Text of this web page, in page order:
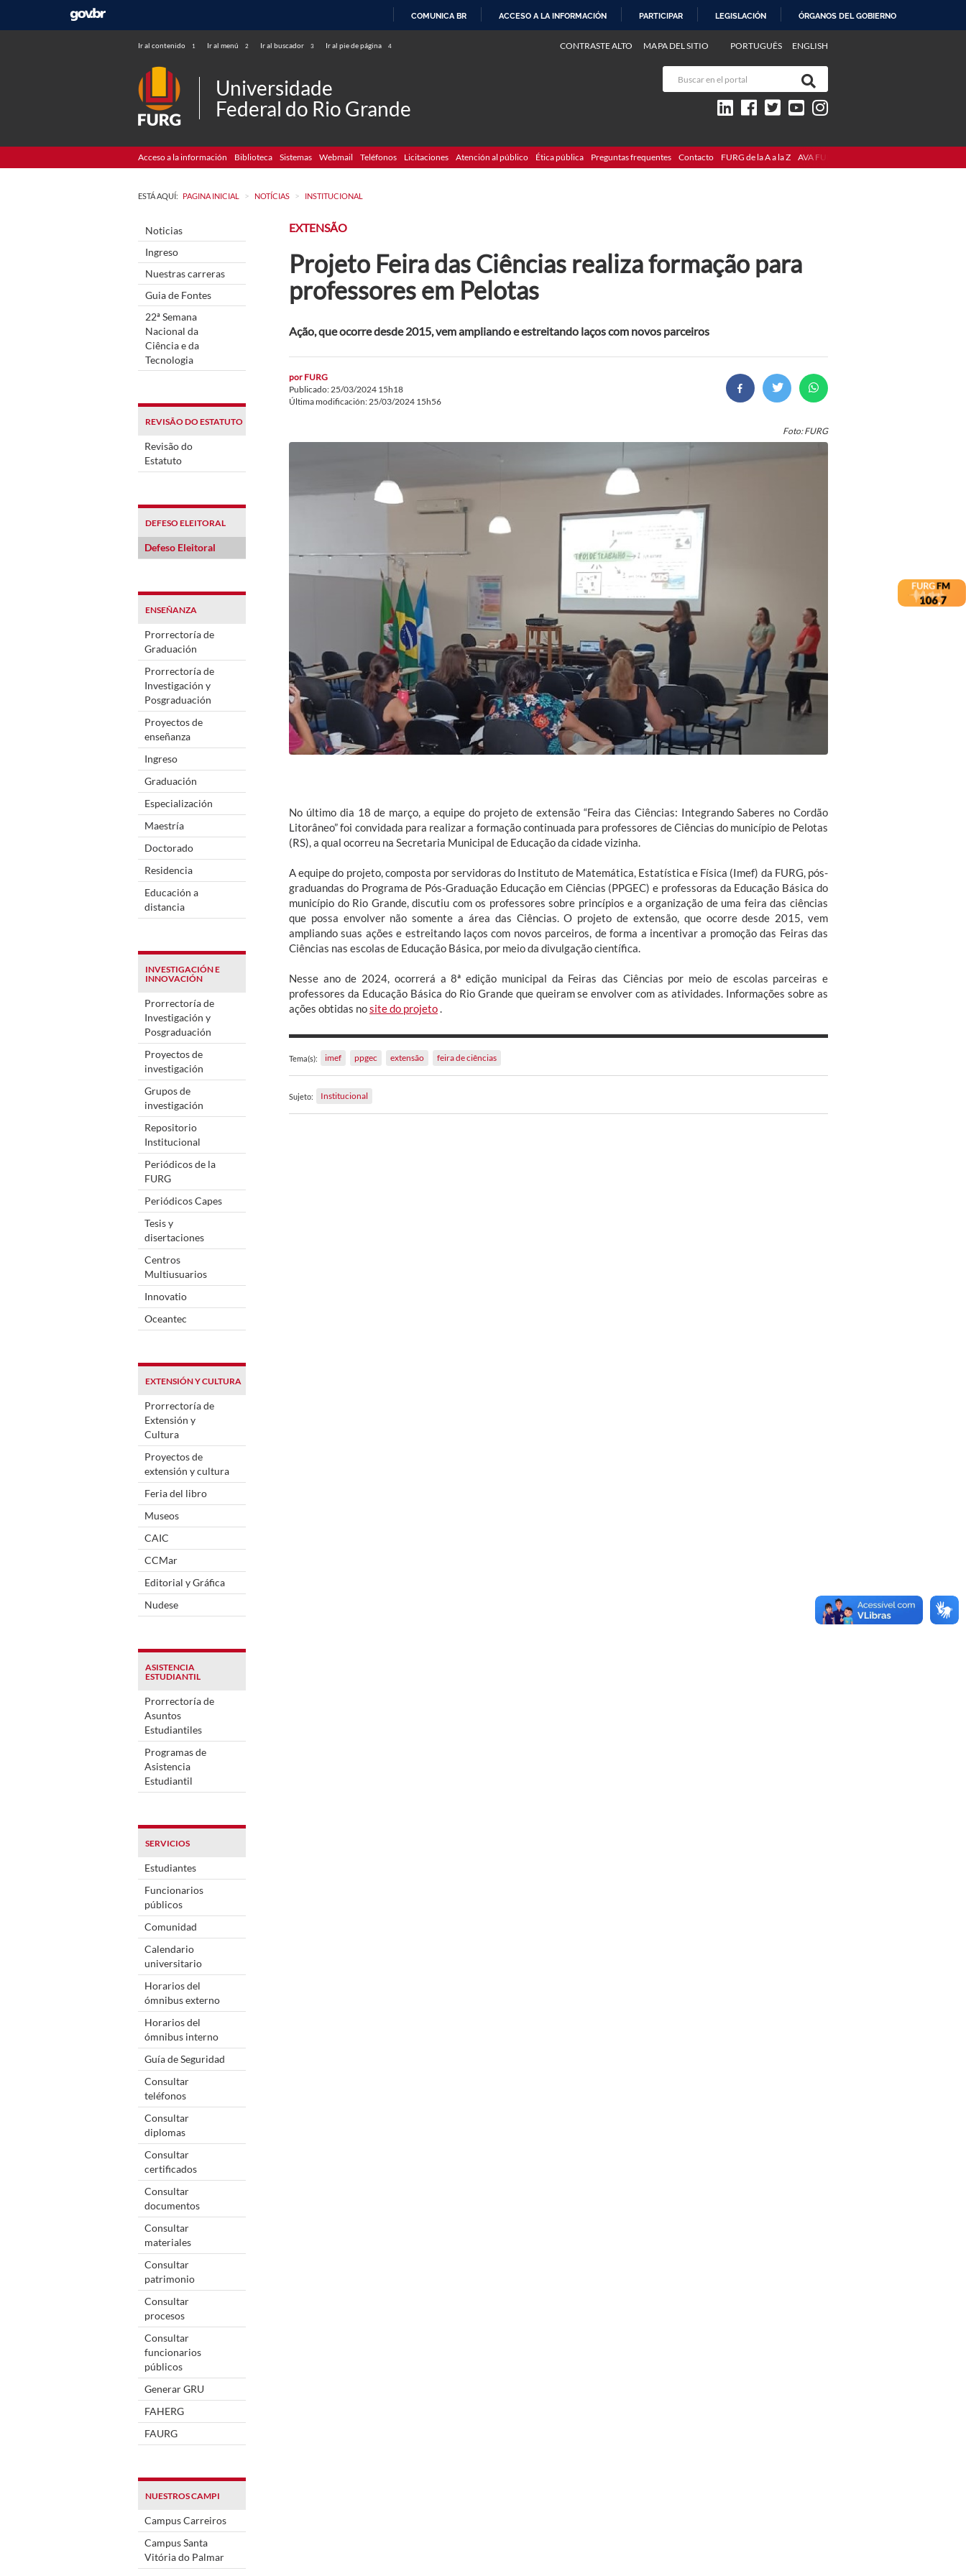
COMUNICA BR ACCESO A LA INFORMACIÓN PARTICIPAR LEGISLACIÓN ÓRGANOS DEL GOBIERNO
Ir al contenido 1 Ir al menú 2 Ir al buscador 3 Ir al pie de página 4 PORTUGUÊS ENGLISH
CONTRASTE ALTO MAPA DEL SITIO
Universidade
Federal do Rio Grande
Acceso a la información Biblioteca Sistemas Webmail Teléfonos Licitaciones Atención al público Ética pública Preguntas frequentes Contacto FURG de la A a la Z AVA FURG
ESTÁ AQUÍ: PAGINA INICIAL > NOTÍCIAS > INSTITUCIONAL
Noticias
Ingreso
Nuestras carreras
Guia de Fontes
22ª Semana
Nacional da
Ciência e da
Tecnologia
REVISÃO DO ESTATUTO
Revisão do
Estatuto
DEFESO ELEITORAL
Defeso Eleitoral
ENSEÑANZA
Prorrectoría de
Graduación
Prorrectoría de
Investigación y
Posgraduación
Proyectos de
enseñanza
Ingreso
Graduación
Especialización
Maestría
Doctorado
Residencia
Educación a
distancia
INVESTIGACIÓN E
INNOVACIÓN
Prorrectoría de
Investigación y
Posgraduación
Proyectos de
investigación
Grupos de
investigación
Repositorio
Institucional
Periódicos de la
FURG
Periódicos Capes
Tesis y
disertaciones
Centros
Multiusuarios
Innovatio
Oceantec
EXTENSIÓN Y CULTURA
Prorrectoría de
Extensión y
Cultura
Proyectos de
extensión y cultura
Feria del libro
Museos
CAIC
CCMar
Editorial y Gráfica
Nudese
ASISTENCIA
ESTUDIANTIL
Prorrectoría de
Asuntos
Estudiantiles
Programas de
Asistencia
Estudiantil
SERVICIOS
Estudiantes
Funcionarios
públicos
Comunidad
Calendario
universitario
Horarios del
ómnibus externo
Horarios del
ómnibus interno
Guía de Seguridad
Consultar
teléfonos
Consultar
diplomas
Consultar
certificados
Consultar
documentos
Consultar
materiales
Consultar
patrimonio
Consultar
procesos
Consultar
funcionarios
públicos
Generar GRU
FAHERG
FAURG
NUESTROS CAMPI
Campus Carreiros
Campus Santa
Vitória do Palmar
EXTENSÃO
Projeto Feira das Ciências realiza formação para
professores em Pelotas
Ação, que ocorre desde 2015, vem ampliando e estreitando laços com novos parceiros
por FURG
Publicado: 25/03/2024 15h18
Última modificación: 25/03/2024 15h56
Foto: FURG
No último dia 18 de março, a equipe do projeto de extensão “Feira das Ciências: Integrando Saberes no Cordão
Litorâneo” foi convidada para realizar a formação continuada para professores de Ciências do município de Pelotas
(RS), a qual ocorreu na Secretaria Municipal de Educação da cidade vizinha.
A equipe do projeto, composta por servidoras do Instituto de Matemática, Estatística e Física (Imef) da FURG, pós-
graduandas do Programa de Pós-Graduação Educação em Ciências (PPGEC) e professoras da Educação Básica do
município do Rio Grande, discutiu com os professores sobre princípios e a organização de uma feira das ciências
que possa envolver não somente a área das Ciências. O projeto de extensão, que ocorre desde 2015, vem
ampliando suas ações e estreitando laços com novos parceiros, de forma a incentivar a promoção das Feiras das
Ciências nas escolas de Educação Básica, por meio da divulgação científica.
Nesse ano de 2024, ocorrerá a 8ª edição municipal da Feiras das Ciências por meio de escolas parceiras e
professores da Educação Básica do Rio Grande que queiram se envolver com as atividades. Informações sobre as
ações obtidas nosite do projeto.
Tema(s): imef ppgec extensão feira de ciências
Sujeto: Institucional